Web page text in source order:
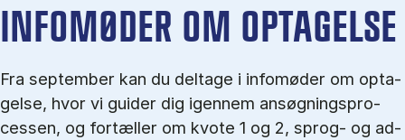
IN­FO­MØ­DER OM OP­TA­GEL­SE
Fra september kan du del­tage i in­fo­mø­der om op­ta­
gel­se, hvor vi gu­i­der dig igen­nem an­søg­nings­pro­
ces­sen, og for­tæl­ler om kvo­te 1 og 2, sprog- og ad­